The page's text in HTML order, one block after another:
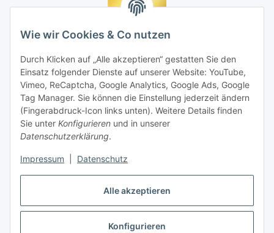
Alle akzeptieren
Konfigurieren
Wie wir Cookies & Co nutzen
Durch Klicken auf „Alle akzeptieren“ gestatten Sie den
Einsatz folgender Dienste auf unserer Website: YouTube,
Vimeo, ReCaptcha, Google Analytics, Google Ads, Google
Tag Manager. Sie können die Einstellung jederzeit ändern
(Fingerabdruck-Icon links unten). Weitere Details finden
Sie unter Konfigurieren und in unserer
Datenschutzerklärung.
Impressum Datenschutz